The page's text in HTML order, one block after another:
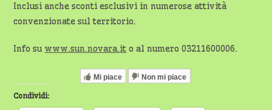
Inclusi anche sconti esclusivi in numerose attività
convenzionate sul territorio.
Info su www.sun.novara.it o al numero 03211600006.
Mi piace Non mi piace
Condividi: